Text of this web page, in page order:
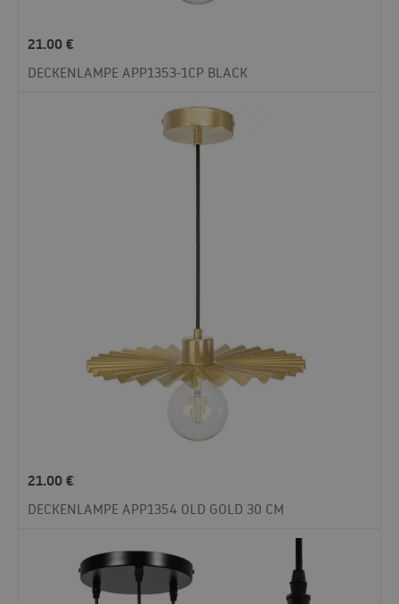
21.00€
DECKENLAMPE APP1353-1CP BLACK
21.00€
DECKENLAMPE APP1354 OLD GOLD 30 CM